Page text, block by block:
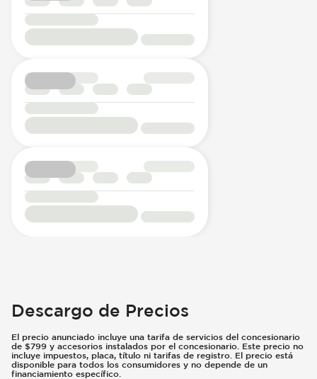
Descargo de Precios
El precio anunciado incluye una tarifa de servicios del concesionario
de $799 y accesorios instalados por el concesionario. Este precio no
incluye impuestos, placa, título ni tarifas de registro. El precio está
disponible para todos los consumidores y no depende de un
financiamiento específico.